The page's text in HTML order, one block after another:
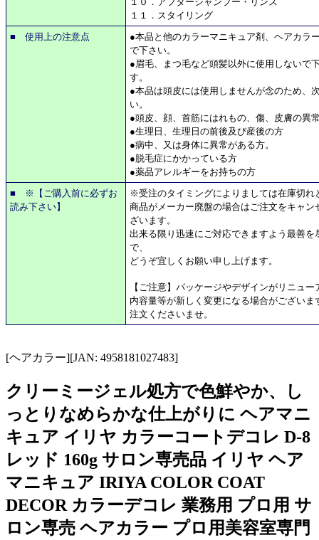
１１．スタイリング
■ 使用上の注意点
●本品と他のカラーマニキュア剤、ヘアカラ
で下さい。
●眉毛、まつ毛など頭髪以外に使用しないで
す。
●本品は頭皮には使用しませんが念のため、
い。
●頭皮、顔、首筋にはれもの、傷、皮膚の異
●生理日、生理日の前後及び産後の方
●病中、又は身体に異常がある方。
●脱毛症にかかっている方
●薬品アレルギーをお持ちの方
■ ※【ご購入前に必ずお
読み下さい】
※受注のタイミングによりましては在庫切れ
商品がメーカー廃盤の場合はご注文をキャン
ざいます。
出来る限り迅速にご対応できますよう最善を
で、
どうぞ宜しくお願い申し上げます。
【ご注意】パッケージやデザインがリニュ
内容量等が新しく変更になる場合がござい
注文くださいませ。
[ヘアカラー][JAN: 4958181027483]
クリーミージェル処方で色鮮やか、し
っとりなめらかな仕上がりに ヘアマニ
キュア イリヤ カラーコートデコレ D-8
レッド 160g サロン専売品 イリヤ ヘア
マニキュア IRIYA COLOR COAT
DECOR カラーデコレ 業務用 プロ用 サ
ロン専売 ヘアカラー プロ用美容室専門